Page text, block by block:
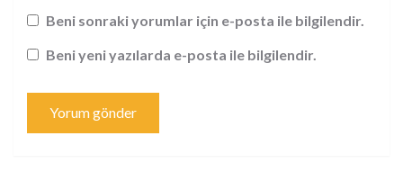
Beni sonraki yorumlar için e-posta ile bilgilendir.
Beni yeni yazılarda e-posta ile bilgilendir.